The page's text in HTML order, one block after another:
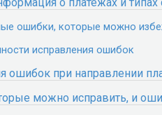
ошибки, которые можно
исправления ошибок
ошибок при направлении
можно исправить, и